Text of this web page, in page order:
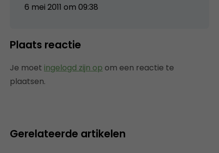
6 mei 2011 om 09:38
Plaats reactie
Je moet ingelogd zijn op om een reactie te
plaatsen.
Gerelateerde artikelen